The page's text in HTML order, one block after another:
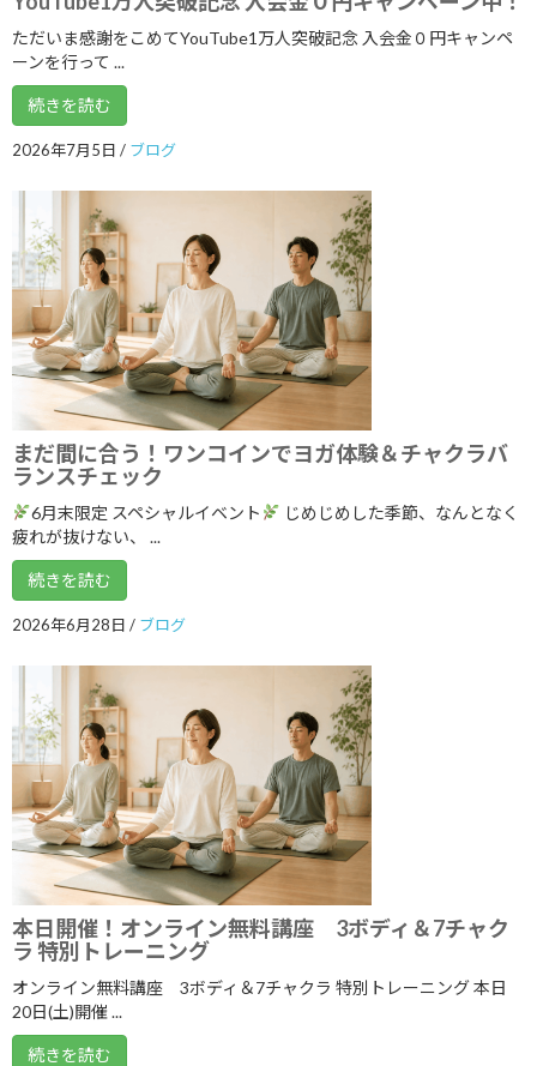
アーカイブ
2026年8月
2026年7月
2026年4月
2026年3月
2026年2月
2026年1月
2025年12月
2025年10月
2025年9月
2025年5月
2025年4月
2025年3月
2025年2月
2025年1月
2024年11月
2024年10月
2024年9月
ただいま感謝をこめてYouTube1万人突破記念 入会金０円キャンペ
ーンを行って ...
続きを読む
2026年7月5日 / ブログ
まだ間に合う！ワンコインでヨガ体験＆チャクラバ
ランスチェック
6月末限定 スペシャルイベント
じめじめした季節、なんとなく
疲れが抜けない、 ...
続きを読む
2026年6月28日 / ブログ
本日開催！オンライン無料講座 3ボディ＆7チャク
ラ 特別トレーニング
オンライン無料講座 3ボディ＆7チャクラ 特別トレーニング 本日
20日(土)開催 ...
続きを読む